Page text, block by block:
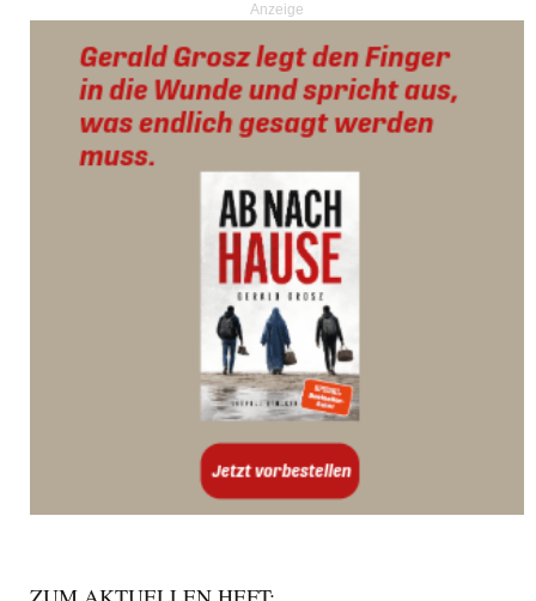
Anzeige